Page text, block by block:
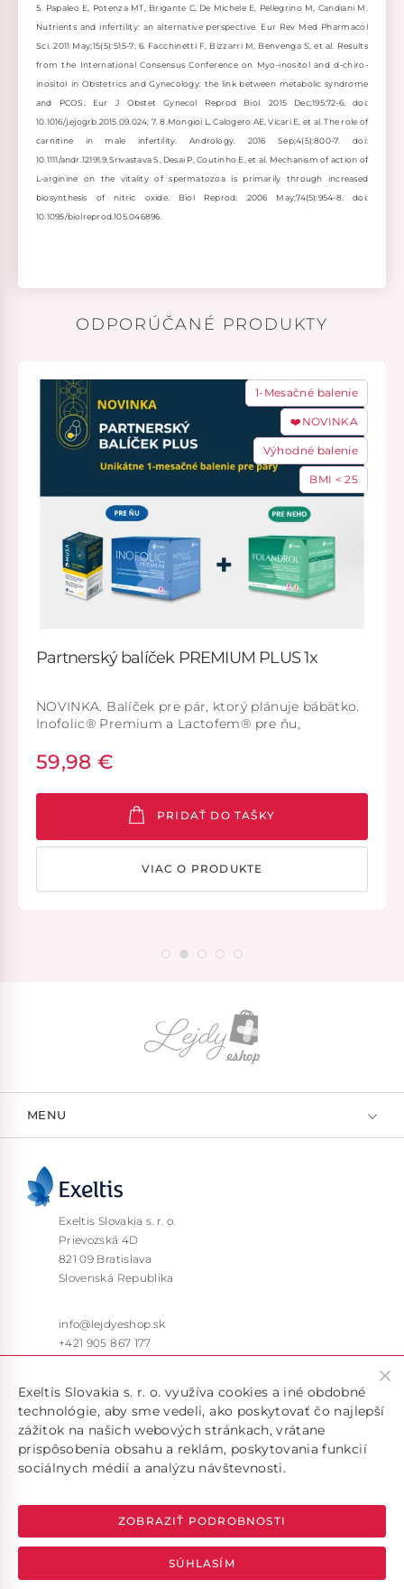
5. Papaleo E, Potenza MT, Brigante C, De Michele E, Pellegrino M, Candiani M.
Nutrients and infertility: an alternative perspective. Eur Rev Med Pharmacol
Sci. 2011 May;15(5):515-7; 6. Facchinetti F, Bizzarri M, Benvenga S, et al. Results
from the International Consensus Conference on Myo-inositol and d-chiro-
inositol in Obstetricsand Gynecology: the link between metabolic syndrome
and PCOS. Eur J Obstet Gynecol Reprod Biol. 2015 Dec;195:72-6. doi:
10.1016/j.ejogrb.2015.09.024; 7. 8.Mongioi L, Calogero AE, Vicari E, et al. The role of
carnitine in male infertility. Andrology. 2016 Sep;4(5):800-7. doi:
10.1111/andr.12191.9.Srivastava S, Desai P, Coutinho E, et al. Mechanism of action of
L-arginine on the vitality of spermatozoa is primarily through increased
biosynthesis of nitric oxide. Biol Reprod. 2006 May;74(5):954-8. doi:
10.1095/biolreprod.105.046896.
ODPORÚČANÉ PRODUKTY
1-Mesačné balenie
❤️NOVINKA
Výhodné balenie
BMI < 25
Partnerský balíček PREMIUM PLUS 1x
NOVINKA. Balíček pre pár, ktorý plánuje bábätko.
Inofolic® Premium a Lactofem® pre ňu,
59,98 €
PRIDAŤ DO TAŠKY
VIAC O PRODUKTE
MENU
Exeltis Slovakia s. r. o.
Prievozská 4D
821 09 Bratislava
Slovenská Republika
info@lejdyeshop.sk
+421 905 867 177
do inej krajiny, kontaktujte nás na emailovej adrese
info@lejdyeshop.sk
Exeltis Slovakia s. r. o. využíva cookies a iné obdobné
technológie, aby sme vedeli, ako poskytovať čo najlepší
zážitok na našich webových stránkach, vrátane
prispôsobenia obsahu a reklám, poskytovania funkcií
sociálnych médií a analýzu návštevnosti.
ZOBRAZIŤ PODROBNOSTI
SÚHLASÍM